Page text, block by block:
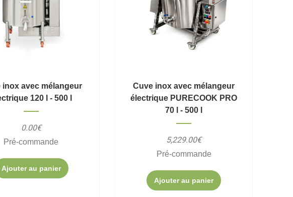
inox avec mélangeur
120 l - 500 l
0.00€
Pré-commande
Ajouter au panier
Cuve inox avec mélangeur
électrique PURECOOK PRO
70 l - 500 l
5,229.00€
Pré-commande
Ajouter au panier